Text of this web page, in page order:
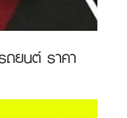
ถยนต์ ราคา